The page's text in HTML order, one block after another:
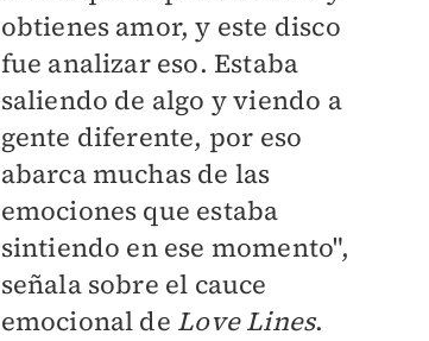
obtienes amor, y este disco
fue analizar eso. Estaba
saliendo de algo y viendo a
gente diferente, por eso
abarca muchas de las
emociones que estaba
sintiendo en ese momento",
señala sobre el cauce
emocional de Love Lines.